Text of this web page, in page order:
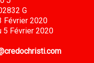
G
Février 2020
5 Février 2020